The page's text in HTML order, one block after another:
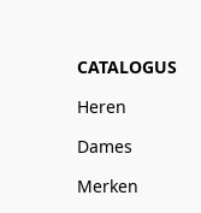
CATALOGUS
Heren
Dames
Merken